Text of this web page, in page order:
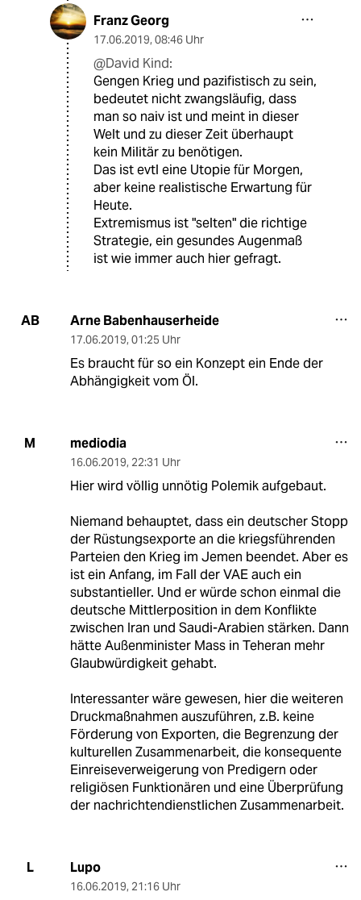
Franz Georg
17.06.2019, 08:46 Uhr
@David Kind:
Gengen Krieg und pazifistisch zu sein,
bedeutet nicht zwangsläufig, dass
man so naiv ist und meint in dieser
Welt und zu dieser Zeit überhaupt
kein Militär zu benötigen.
Das ist evtl eine Utopie für Morgen,
aber keine realistische Erwartung für
Heute.
Extremismus ist "selten" die richtige
Strategie, ein gesundes Augenmaß
ist wie immer auch hier gefragt.
AB Arne Babenhauserheide
17.06.2019, 01:25 Uhr
Es braucht für so ein Konzept ein Ende der
Abhängigkeit vom Öl.
M mediodia
16.06.2019, 22:31 Uhr
Hier wird völlig unnötig Polemik aufgebaut.
Niemand behauptet, dass ein deutscher Stopp
der Rüstungsexporte an die kriegsführenden
Parteien den Krieg im Jemen beendet. Aber es
ist ein Anfang, im Fall der VAE auch ein
substantieller. Und er würde schon einmal die
deutsche Mittlerposition in dem Konflikte
zwischen Iran und Saudi-Arabien stärken. Dann
hätte Außenminister Mass in Teheran mehr
Glaubwürdigkeit gehabt.
Interessanter wäre gewesen, hier die weiteren
Druckmaßnahmen auszuführen, z.B. keine
Förderung von Exporten, die Begrenzung der
kulturellen Zusammenarbeit, die konsequente
Einreiseverweigerung von Predigern oder
religiösen Funktionären und eine Überprüfung
der nachrichtendienstlichen Zusammenarbeit.
L Lupo
16.06.2019, 21:16 Uhr